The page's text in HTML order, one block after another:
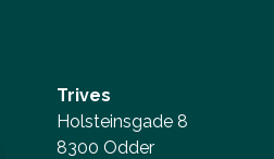
Trives
Holsteinsgade 8
8300 Odder